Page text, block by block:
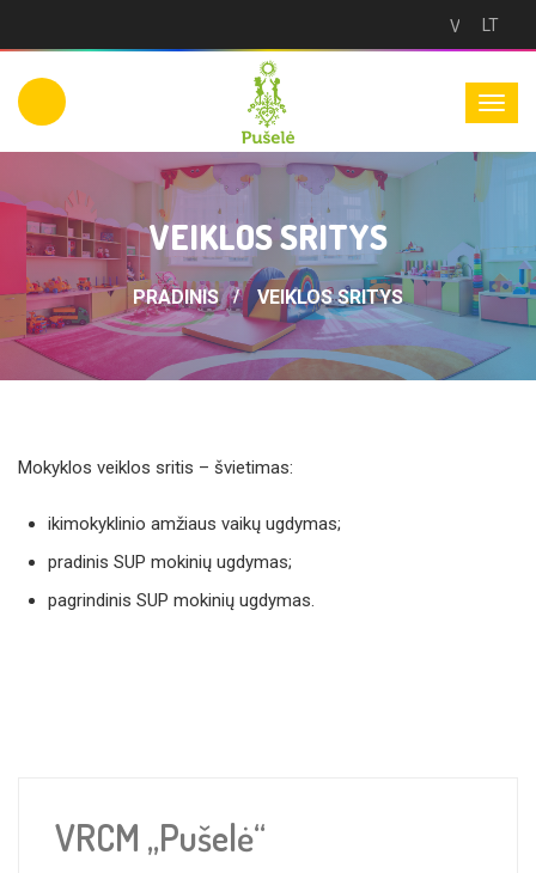
VersijaLT
VEIKLOS SRITYS
PRADINIS VEIKLOS SRITYS
Mokyklos veiklos sritis – švietimas:
ikimokyklinio amžiaus vaikų ugdymas;
pradinis SUP mokinių ugdymas;
pagrindinis SUP mokinių ugdymas.
VRCM „Pušelė“